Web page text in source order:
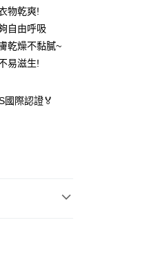
行
行
銀行
21家銀行
行
21家銀行
20家銀行
行
到大哥付的交易
確認付款後即
物乾爽!
自由呼吸
乾燥不黏膩~
易滋生!
國際認證🏅